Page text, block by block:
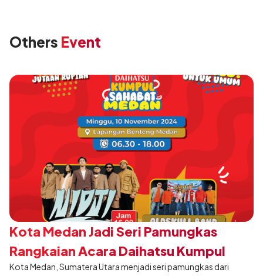
Others Event
Kota Medan Jadi Seri Pamungkas
Rangkaian Acara Daihatsu Kumpul
Sahabat 2024
Kota Medan, Sumatera Utara menjadi seri pamungkas dari